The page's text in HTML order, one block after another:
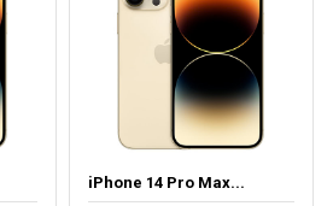
iPhone 14 Pro Max...